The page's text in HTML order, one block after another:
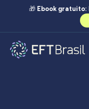
🎁 Ebook gratuito: